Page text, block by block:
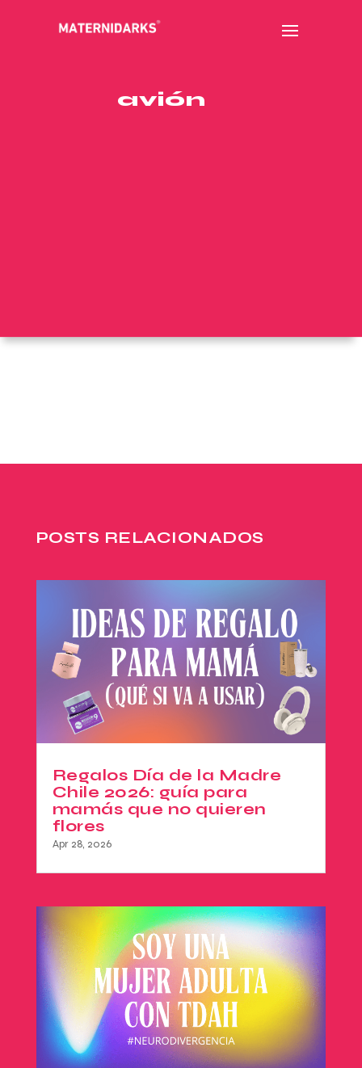
avión
POSTS RELACIONADOS
Regalos Día de la Madre
Chile 2026: guía para
mamás que no quieren
flores
Apr 28, 2026